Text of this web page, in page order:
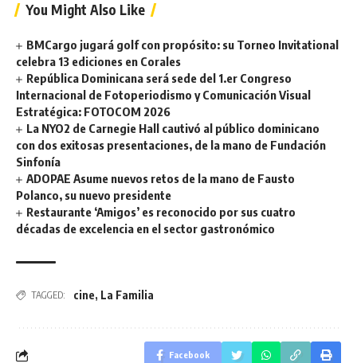
You Might Also Like
BMCargo jugará golf con propósito: su Torneo Invitational
celebra 13 ediciones en Corales
República Dominicana será sede del 1.er Congreso
Internacional de Fotoperiodismo y Comunicación Visual
Estratégica: FOTOCOM 2026
La NYO2 de Carnegie Hall cautivó al público dominicano
con dos exitosas presentaciones, de la mano de Fundación
Sinfonía
ADOPAE Asume nuevos retos de la mano de Fausto
Polanco, su nuevo presidente
Restaurante ‘Amigos’ es reconocido por sus cuatro
décadas de excelencia en el sector gastronómico
TAGGED: cine, La Familia
Facebook